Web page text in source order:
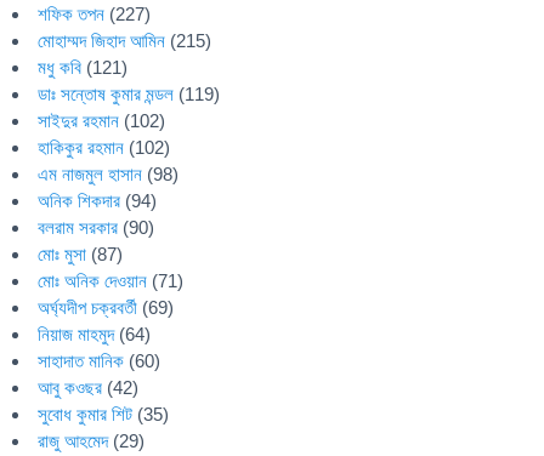
শফিক তপন (227)
মোহাম্মদ জিহাদ আমিন (215)
মধু কবি (121)
ডাঃ সন্তোষ কুমার মন্ডল (119)
সাইদুর রহমান (102)
হাকিকুর রহমান (102)
এম নাজমুল হাসান (98)
অনিক শিকদার (94)
বলরাম সরকার (90)
মোঃ মুসা (87)
মোঃ অনিক দেওয়ান (71)
অর্ঘ্যদীপ চক্রবর্তী (69)
নিয়াজ মাহমুদ(64)
সাহাদাত মানিক (60)
আবু কওছর (42)
সুবোধ কুমার শিট (35)
রাজু আহমেদ(29)